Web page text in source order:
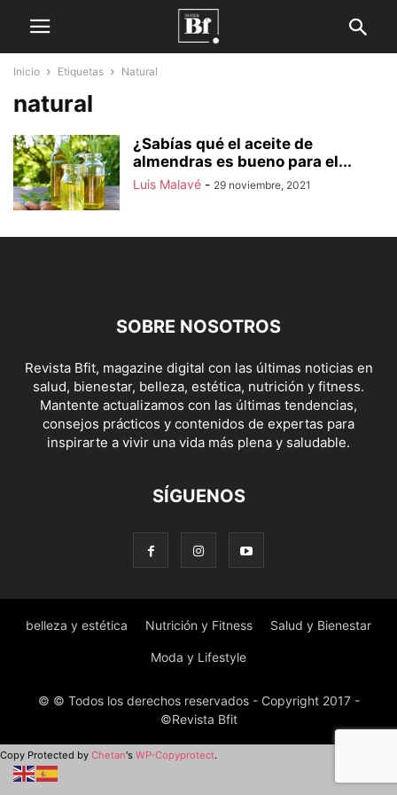
Inicio Etiquetas Natural
natural
¿Sabías qué el aceite de
almendras es bueno para el...
Luis Malavé - 29 noviembre, 2021
SOBRE NOSOTROS
Revista Bfit, magazine digital con las últimas noticias en
salud, bienestar, belleza, estética, nutrición y fitness.
Mantente actualizamos con las últimas tendencias,
consejos prácticos y contenidos de expertas para
inspirarte a vivir una vida más plena y saludable.
SÍGUENOS
belleza y estética Nutrición y Fitness Salud y Bienestar
Moda y Lifestyle
© © Todos los derechos reservados - Copyright 2017 -
©Revista Bfit
Copy Protected by Chetan's WP-Copyprotect.